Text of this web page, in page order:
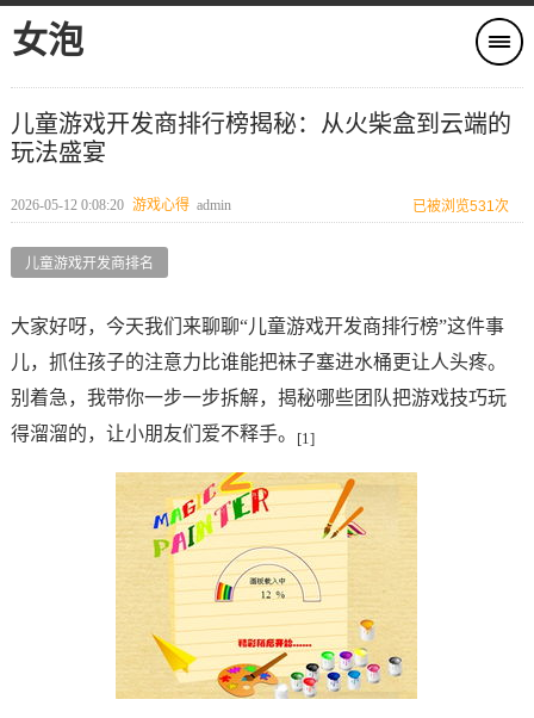
女泡
儿童游戏开发商排行榜揭秘：从火柴盒到云端的
玩法盛宴
2026-05-12 0:08:20 游戏心得 admin 已被浏览531次
儿童游戏开发商排名
大家好呀，今天我们来聊聊“儿童游戏开发商排行榜”这件事
儿，抓住孩子的注意力比谁能把袜子塞进水桶更让人头疼。
别着急，我带你一步一步拆解，揭秘哪些团队把游戏技巧玩
得溜溜的，让小朋友们爱不释手。
[1]